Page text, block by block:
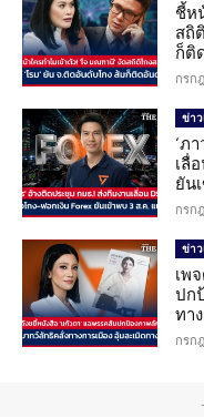
ชี้ห
สถิ
ก็ติ
กรก
ข่า
‘ภ
เลื่
ยัน
กรก
ข่า
เพ
ปก
ทา
กรก